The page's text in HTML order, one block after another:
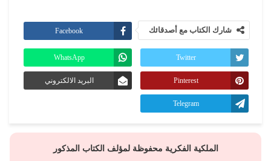
شارك الكتاب مع أصدقائك Facebook
Twitter
WhatsApp
Pinterest البريد الالكتروني
Telegram
الملكية الفكرية محفوظة لمؤلف الكتاب المذكور